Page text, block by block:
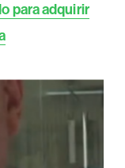
para adquirir